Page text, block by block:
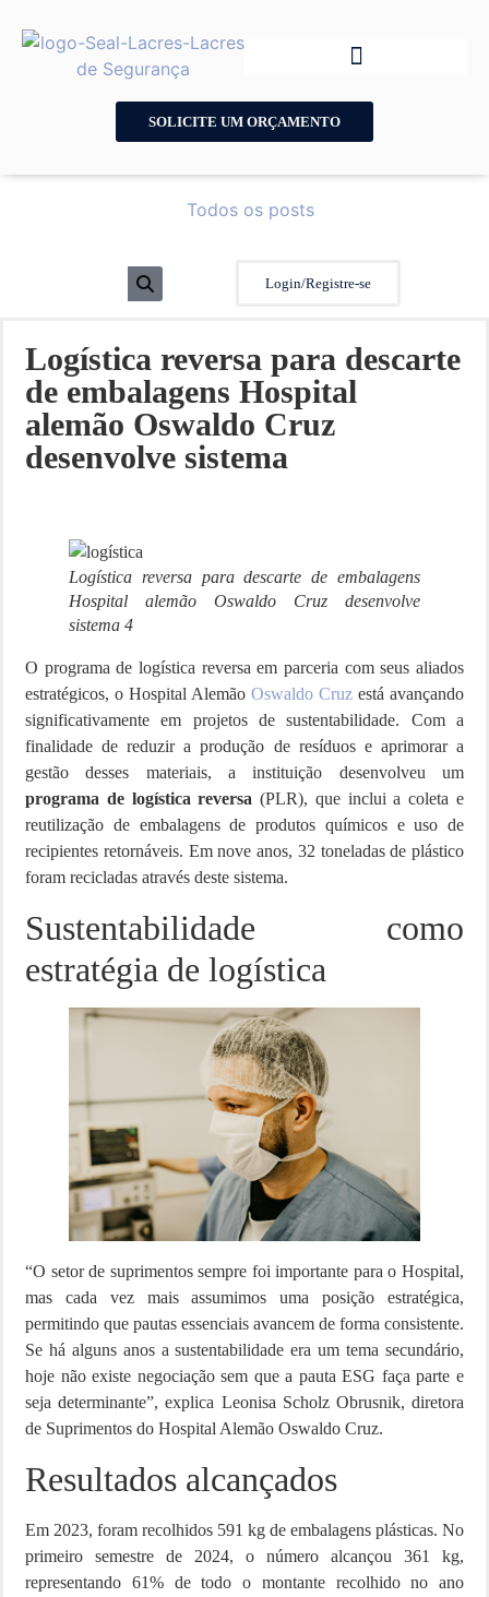
SOLICITE UM ORÇAMENTO
Todos os posts
Login/Registre-se
Logística reversa para descarte
de embalagens Hospital
alemão Oswaldo Cruz
desenvolve sistema
Logística reversa para descarte de embalagens
Hospital alemão Oswaldo Cruz desenvolve
sistema 4
O programa de logística reversa em parceria com seus aliados
estratégicos, o Hospital Alemão Oswaldo Cruz está avançando
significativamente em projetos de sustentabilidade. Com a
finalidade de reduzir a produção de resíduos e aprimorar a
gestão desses materiais, a instituição desenvolveu um
programa de logística reversa (PLR), que inclui a coleta e
reutilização de embalagens de produtos químicos e uso de
recipientes retornáveis. Em nove anos, 32 toneladas de plástico
foram recicladas através deste sistema.
Sustentabilidade como
estratégia de logística
“O setor de suprimentos sempre foi importante para o Hospital,
mas cada vez mais assumimos uma posição estratégica,
permitindo que pautas essenciais avancem de forma consistente.
Se há alguns anos a sustentabilidade era um tema secundário,
hoje não existe negociação sem que a pauta ESG faça parte e
seja determinante”, explica Leonisa Scholz Obrusnik, diretora
de Suprimentos do Hospital Alemão Oswaldo Cruz.
Resultados alcançados
Em 2023, foram recolhidos 591 kg de embalagens plásticas. No
primeiro semestre de 2024, o número alcançou 361 kg,
representando 61% de todo o montante recolhido no ano